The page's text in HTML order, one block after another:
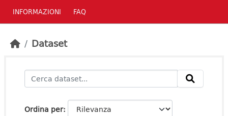
INFORMAZIONI FAQ
Dataset
Ordina per